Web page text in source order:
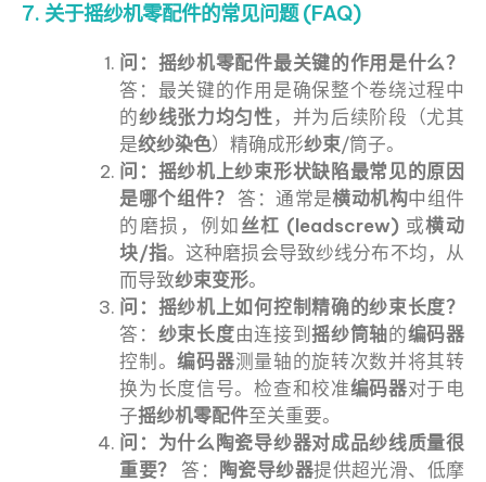
7. 关于摇纱机零配件的常见问题 (FAQ)
问：摇纱机零配件最关键的作用是什么？
答：最关键的作用是确保整个卷绕过程中
的纱线张力均匀性，并为后续阶段（尤其
是绞纱染色）精确成形纱束/筒子。
问：摇纱机上纱束形状缺陷最常见的原因
是哪个组件？
答：通常是横动机构中组件
的磨损，例如丝杠 (leadscrew) 或横动
块/指。这种磨损会导致纱线分布不均，从
而导致纱束变形。
问：摇纱机上如何控制精确的纱束长度？
答： 纱束长度由连接到摇纱筒轴的编码器
控制。编码器测量轴的旋转次数并将其转
换为长度信号。检查和校准编码器对于电
子摇纱机零配件至关重要。
问：为什么陶瓷导纱器对成品纱线质量很
重要？
答： 陶瓷导纱器提供超光滑、低摩